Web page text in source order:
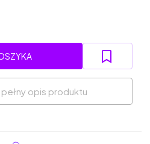
opis produktu